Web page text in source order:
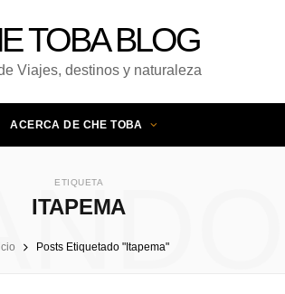
TOBA BLOG
Viajes, destinos y naturaleza
ACERCA DE CHE TOBA
ETIQUETA
ITAPEMA
Posts Etiquetado "Itapema"